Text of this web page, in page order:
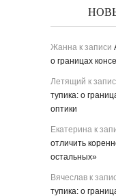
Жанна к записи
о границах
Летящий к
тупика: о
оптики
Екатерина к
отличить
остальных»
Вячеслав к
тупика: о